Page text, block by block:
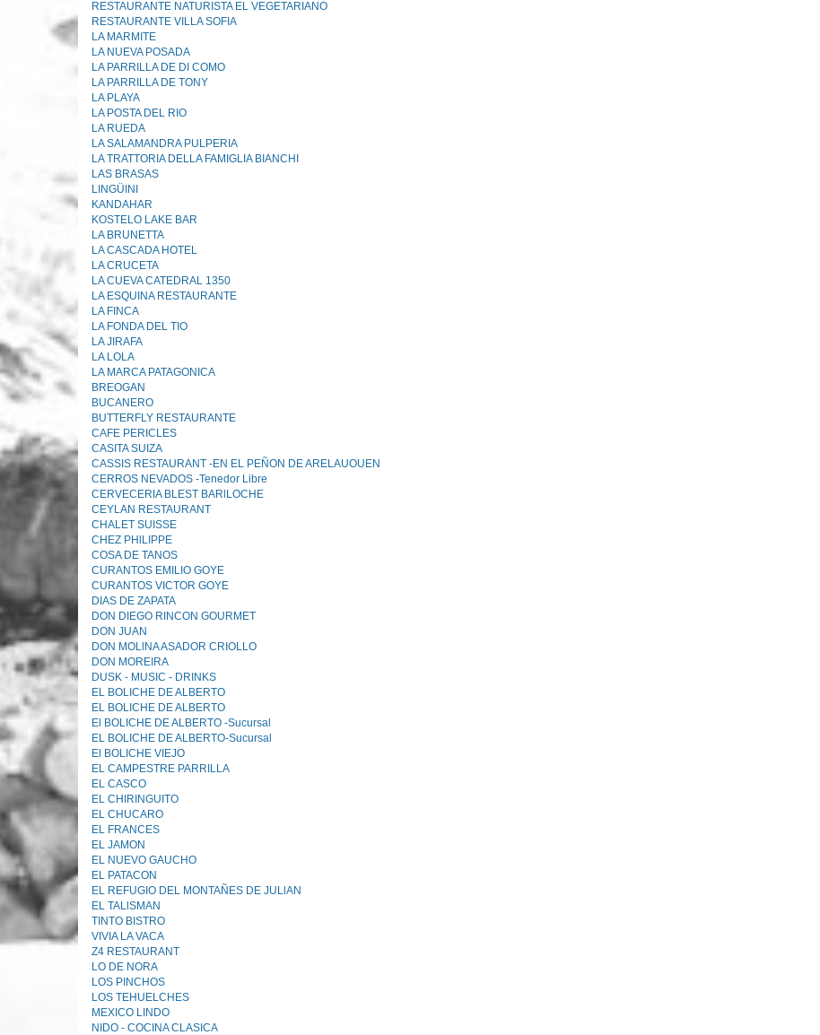
RESTAURANTE NATURISTA EL VEGETARIANO
RESTAURANTE VILLA SOFIA
LA MARMITE
LA NUEVA POSADA
LA PARRILLA DE DI COMO
LA PARRILLA DE TONY
LA PLAYA
LA POSTA DEL RIO
LA RUEDA
LA SALAMANDRA PULPERIA
LA TRATTORIA DELLA FAMIGLIA BIANCHI
LAS BRASAS
LINGÜINI
KANDAHAR
KOSTELO LAKE BAR
LA BRUNETTA
LA CASCADA HOTEL
LA CRUCETA
LA CUEVA CATEDRAL 1350
LA ESQUINA RESTAURANTE
LA FINCA
LA FONDA DEL TIO
LA JIRAFA
LA LOLA
LA MARCA PATAGONICA
BREOGAN
BUCANERO
BUTTERFLY RESTAURANTE
CAFE PERICLES
CASITA SUIZA
CASSIS RESTAURANT -EN EL PEÑON DE ARELAUOUEN
CERROS NEVADOS -Tenedor Libre
CERVECERIA BLEST BARlLOCHE
CEYLAN RESTAURANT
CHALET SUISSE
CHEZ PHlLIPPE
COSA DE TANOS
CURANTOS EMILIO GOYE
CURANTOS VICTOR GOYE
DIAS DE ZAPATA
DON DIEGO RINCON GOURMET
DON JUAN
DON MOLlNA ASADOR CRIOLLO
DON MOREIRA
DUSK - MUSIC - DRINKS
EL BOLICHE DE ALBERTO
EL BOLICHE DE ALBERTO
El BOLICHE DE ALBERTO -Sucursal
EL BOLICHE DE ALBERTO-Sucursal
El BOLICHE VIEJO
EL CAMPESTRE PARRILLA
EL CASCO
EL CHIRINGUITO
EL CHUCARO
EL FRANCES
EL JAMON
EL NUEVO GAUCHO
EL PATACON
EL REFUGIO DEL MONTAÑES DE JULlAN
EL TALlSMAN
TINTO BISTRO
VIVIA LA VACA
Z4 RESTAURANT
LO DE NORA
LOS PINCHOS
LOS TEHUELCHES
MEXICO LINDO
NIDO - COCINA CLASICA